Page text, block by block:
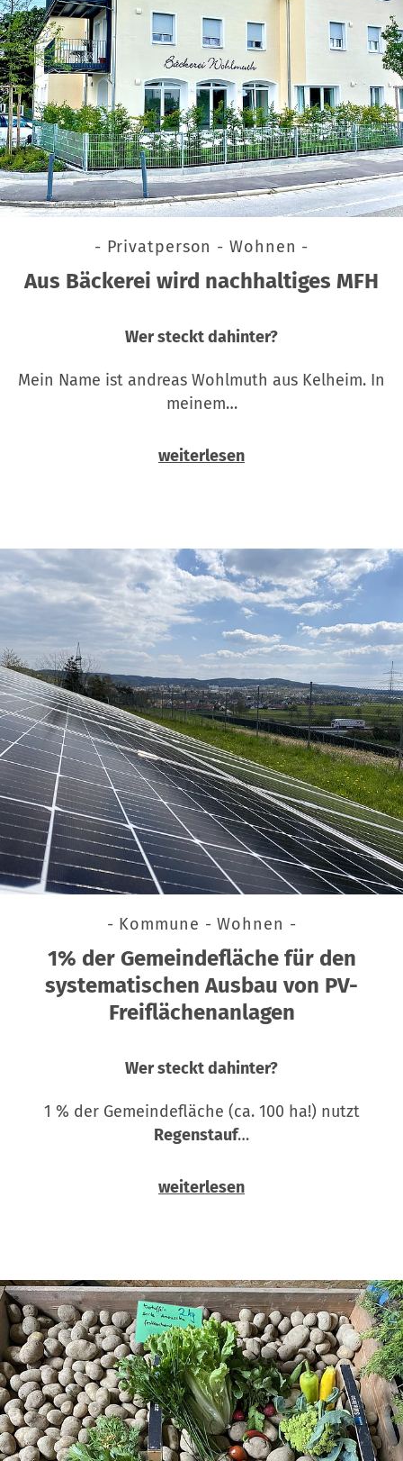
- Privatperson - Wohnen -
Aus Bäckerei wird nachhaltiges MFH
Wer steckt dahinter?
Mein Name ist andreas Wohlmuth aus Kelheim. In
meinem…
weiterlesen
- Kommune - Wohnen -
1% der Gemeindefläche für den
systematischen Ausbau von PV-
Freiflächenanlagen
Wer steckt dahinter?
1 % der Gemeindefläche (ca. 100 ha!) nutzt
Regenstauf…
weiterlesen